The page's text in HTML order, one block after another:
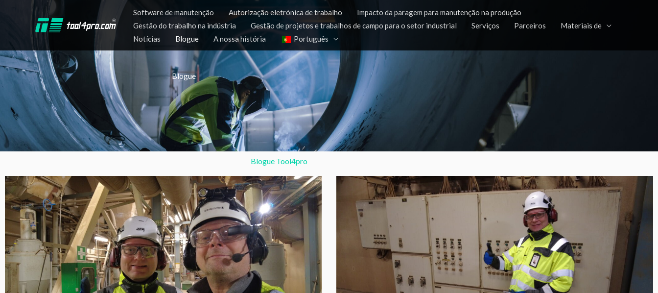
conteúdo
Software de manutenção Autorização eletrónica de trabalho
Impacto da paragem para manutenção na produção
Gestão do trabalho na indústria
Gestão de projetos e trabalhos de campo para o setor industrial Serviços Parceiros
Materiais de
Notícias
Blogue A nossa história Português
Blogue
Blogue Tool4pro